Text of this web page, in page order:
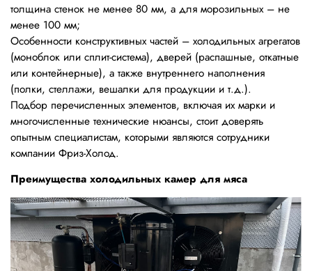
толщина стенок не менее 80 мм, а для морозильных – не
менее 100 мм;
Особенности конструктивных частей – холодильных агрегатов
(моноблок или сплит-система), дверей (распашные, откатные
или контейнерные), а также внутреннего наполнения
(полки, стеллажи, вешалки для продукции и т.д.).
Подбор перечисленных элементов, включая их марки и
многочисленные технические нюансы, стоит доверять
опытным специалистам, которыми являются сотрудники
компании Фриз-Холод.
Преимущества холодильных камер для мяса